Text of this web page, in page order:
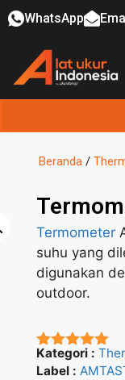
WhatsApp
Beranda/
Termometer
suhu yang
digunakan
outdoor.
★★★★★
Kategori :
Label :